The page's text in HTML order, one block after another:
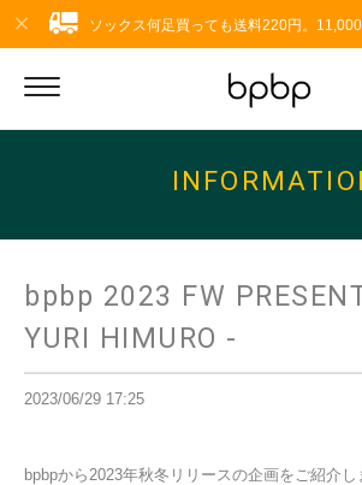
ソックス何足買っても送料220円。11,000
bpbp 2023 FW
YURI HIMURO -
2023/06/29 17:25
bpbpから2023年秋冬リリースの企画をご紹介